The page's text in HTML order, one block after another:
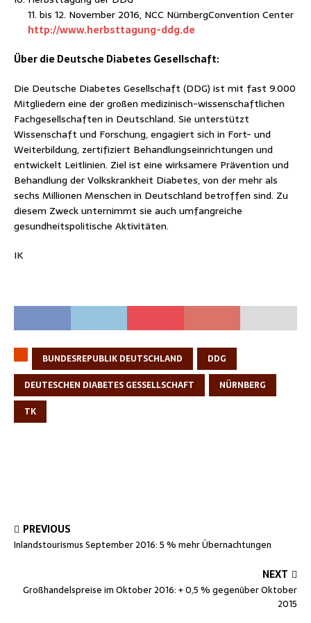
11. bis 12. November 2016, NCC NürnbergConvention Center
http://www.herbsttagung-ddg.de
Über die Deutsche Diabetes Gesellschaft:
Die Deutsche Diabetes Gesellschaft (DDG) ist mit fast 9.000
Mitgliedern eine der großen medizinisch-wissenschaftlichen
Fachgesellschaften in Deutschland. Sie unterstützt
Wissenschaft und Forschung, engagiert sich in Fort- und
Weiterbildung, zertifiziert Behandlungseinrichtungen und
entwickelt Leitlinien. Ziel ist eine wirksamere Prävention und
Behandlung der Volkskrankheit Diabetes, von der mehr als
sechs Millionen Menschen in Deutschland betroffen sind. Zu
diesem Zweck unternimmt sie auch umfangreiche
gesundheitspolitische Aktivitäten.
IK
BUNDESREPUBLIK DEUTSCHLAND
DDG
DEUTESCHEN DIABETES GESSELLSCHAFT
NÜRNBERG
TK
PREVIOUS
Inlandstourismus September 2016: 5 % mehr Übernachtungen
NEXT
Großhandelspreise im Oktober 2016: + 0,5 % gegenüber Oktober
2015